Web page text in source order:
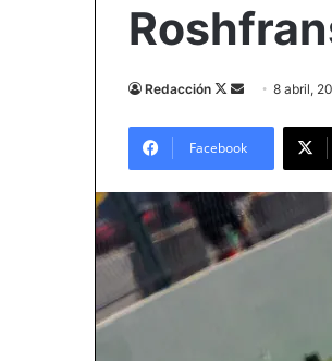
Redacción
Follow
Send8 abril,
Facebook